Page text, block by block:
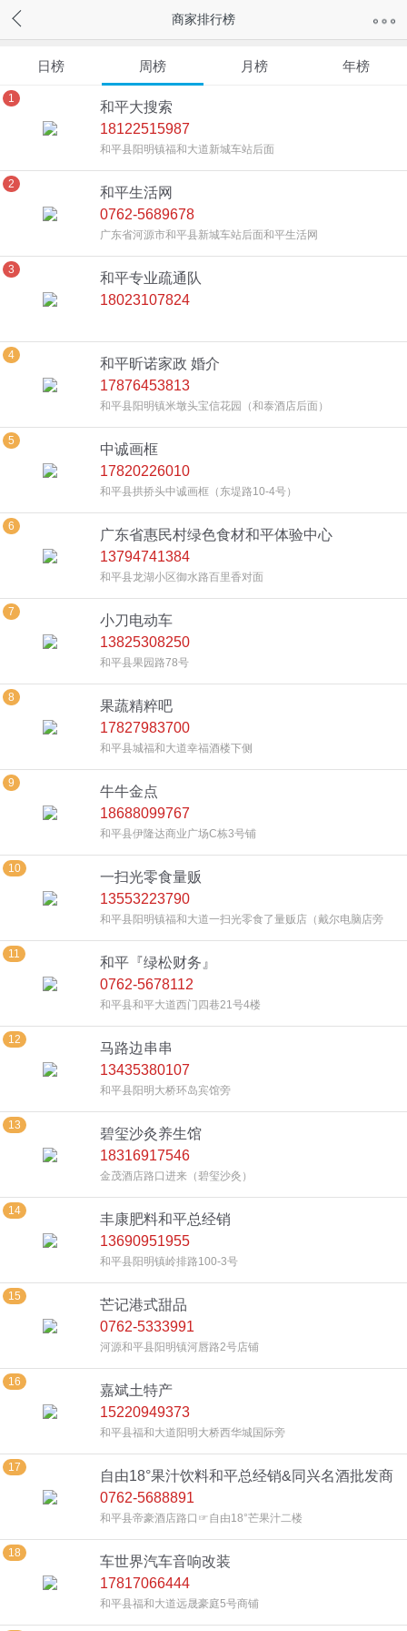
商家排行榜
日榜 周榜 月榜 年榜
1
和平大搜索
18122515987
和平县阳明镇福和大道新城车站后面
2
和平生活网
0762-5689678
广东省河源市和平县新城车站后面和平生活网
3
和平专业疏通队
18023107824
4
和平昕诺家政 婚介
17876453813
和平县阳明镇米墩头宝信花园（和泰酒店后面）
5
中诚画框
17820226010
和平县拱挢头中诚画框（东堤路10-4号）
6
广东省惠民村绿色食材和平体验中心
13794741384
和平县龙湖小区御水路百里香对面
7
小刀电动车
13825308250
和平县果园路78号
8
果蔬精粹吧
17827983700
和平县城福和大道幸福酒楼下侧
9
牛牛金点
18688099767
和平县伊隆达商业广场C栋3号铺
10
一扫光零食量贩
13553223790
和平县阳明镇福和大道一扫光零食了量贩店（戴尔电脑店旁
边）
11
和平『绿松财务』
0762-5678112
和平县和平大道西门四巷21号4楼
12
马路边串串
13435380107
和平县阳明大桥环岛宾馆旁
13
碧玺沙灸养生馆
18316917546
金茂酒店路口进来（碧玺沙灸）
14
丰康肥料和平总经销
13690951955
和平县阳明镇岭排路100-3号
15
芒记港式甜品
0762-5333991
河源和平县阳明镇河唇路2号店铺
16
嘉斌土特产
15220949373
和平县福和大道阳明大桥西华城国际旁
17
自由18°果汁饮料和平总经销&同兴名酒批发商
行
0762-5688891
和平县帝豪酒店路口☞自由18°芒果汁二楼
18
车世界汽车音响改装
17817066444
和平县福和大道远晟豪庭5号商铺